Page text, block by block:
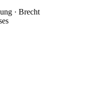
· Brecht